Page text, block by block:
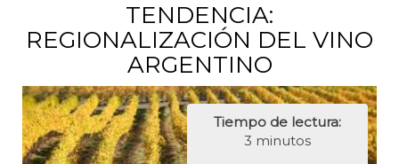
TENDENCIA:
REGIONALIZACIÓN DEL VINO
ARGENTINO
Tiempo de lectura:
3 minutos